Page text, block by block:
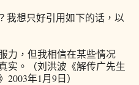
想只好引用如下的话，以
，但我相信在某些情况
实。（刘洪波《解传广先生
年1月9日）